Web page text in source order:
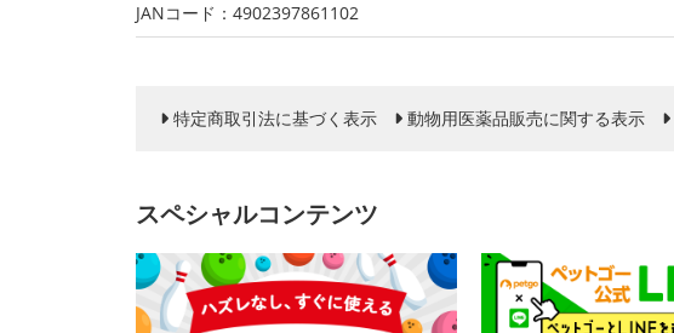
JANコード：4902397861102
特定商取引法に基づく表示 動物用医薬品販売に関する表示
スペシャルコンテンツ